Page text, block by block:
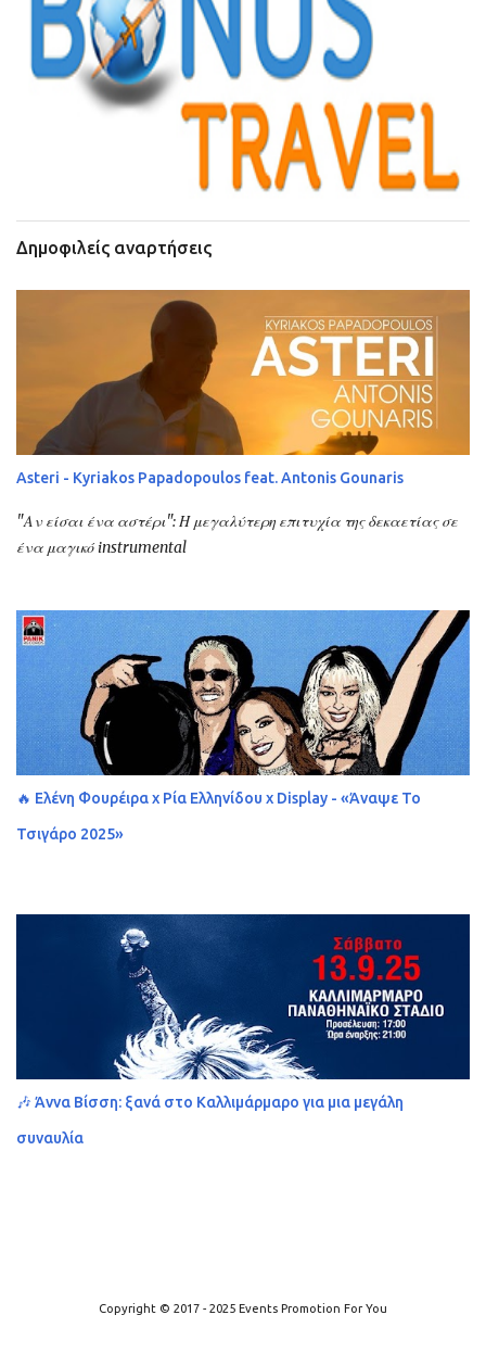
Δημοφιλείς αναρτήσεις
Asteri - Kyriakos Papadopoulos feat. Antonis Gounaris
"Αν είσαι ένα αστέρι": Η μεγαλύτερη επιτυχία της δεκαετίας σε
ένα μαγικό instrumental
🔥 Ελένη Φουρέιρα x Ρία Ελληνίδου x Display - «Άναψε Το
Τσιγάρο 2025»
🎶 Άννα Βίσση: ξανά στο Καλλιμάρμαρο για μια μεγάλη
συναυλία
Copyright © 2017 - 2025 Events Promotion For You